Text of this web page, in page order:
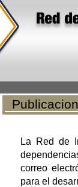
La Red de
correo
para el